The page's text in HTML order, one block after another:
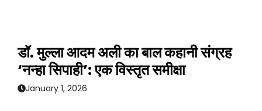
डॉ. मुल्ला आदम अली का बाल कहानी संग्रह
‘नन्हा सिपाही’: एक विस्तृत समीक्षा
January 1, 2026